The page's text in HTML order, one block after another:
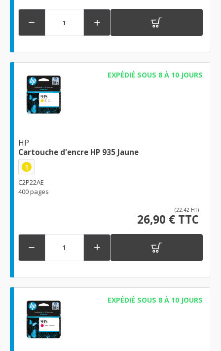
 
EXPÉDIÉ SOUS 8 À 10 JOURS
HP
Cartouche d'encre HP 935 Jaune
1
C2P22AE
400 pages
(22,42 HT)
26,90 € TTC
 
EXPÉDIÉ SOUS 8 À 10 JOURS